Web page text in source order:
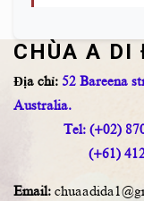
CHÙA A DI
Địa chỉ: 52 Bareena
Australia.
Tel: (+02)
(+61)
Email: